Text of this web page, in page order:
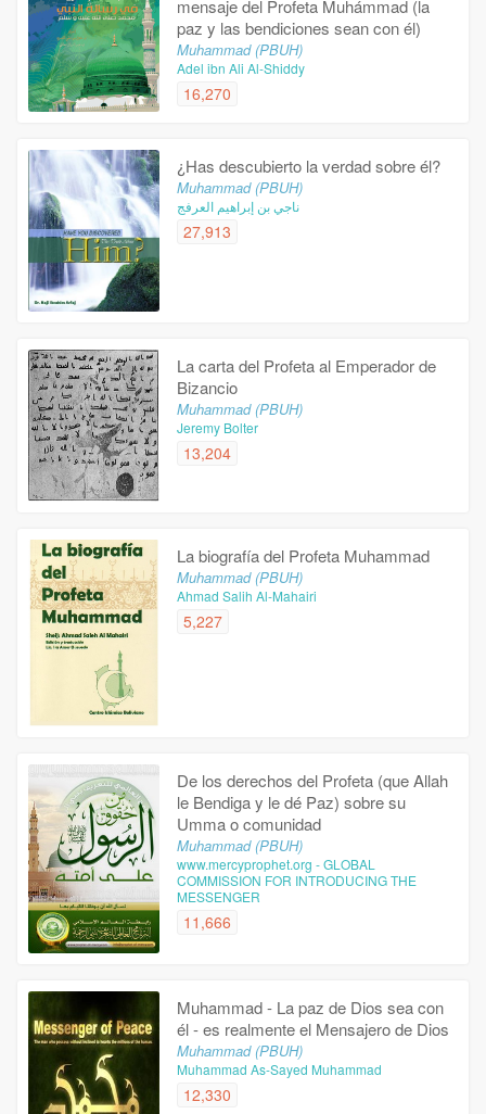
mensaje del Profeta Muhámmad (la
paz y las bendiciones sean con él)
Muhammad (PBUH)
Adel ibn Ali Al-Shiddy
16,270
¿Has descubierto la verdad sobre él?
Muhammad (PBUH)
ناجي بن إبراهيم العرفج
27,913
La carta del Profeta al Emperador de
Bizancio
Muhammad (PBUH)
Jeremy Bolter
13,204
La biografía del Profeta Muhammad
Muhammad (PBUH)
Ahmad Salih Al-Mahairi
5,227
De los derechos del Profeta (que Allah
le Bendiga y le dé Paz) sobre su
Umma o comunidad
Muhammad (PBUH)
www.mercyprophet.org - GLOBAL
COMMISSION FOR INTRODUCING THE
MESSENGER
11,666
Muhammad - La paz de Dios sea con
él - es realmente el Mensajero de Dios
Muhammad (PBUH)
Muhammad As-Sayed Muhammad
12,330